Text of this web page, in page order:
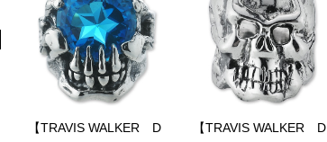
【TRAVIS WALKER D
【TRAVIS WALKER D